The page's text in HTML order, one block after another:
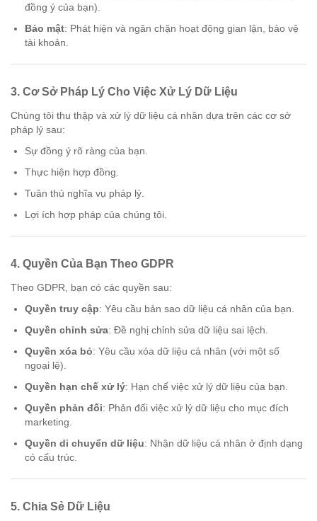
đồng ý của bạn).
Bảo mật: Phát hiện và ngăn chặn hoạt động gian lận, bảo vệ
tài khoản.
3. Cơ Sở Pháp Lý Cho Việc Xử Lý Dữ Liệu
Chúng tôi thu thập và xử lý dữ liệu cá nhân dựa trên các cơ sở
pháp lý sau:
Sự đồng ý rõ ràng của bạn.
Thực hiện hợp đồng.
Tuân thủ nghĩa vụ pháp lý.
Lợi ích hợp pháp của chúng tôi.
4. Quyền Của Bạn Theo GDPR
Theo GDPR, bạn có các quyền sau:
Quyền truy cập: Yêu cầu bản sao dữ liệu cá nhân của bạn.
Quyền chỉnh sửa: Đề nghị chỉnh sửa dữ liệu sai lệch.
Quyền xóa bỏ: Yêu cầu xóa dữ liệu cá nhân (với một số
ngoại lệ).
Quyền hạn chế xử lý: Hạn chế việc xử lý dữ liệu của bạn.
Quyền phản đối: Phản đối việc xử lý dữ liệu cho mục đích
marketing.
Quyền di chuyển dữ liệu: Nhận dữ liệu cá nhân ở định dạng
có cấu trúc.
5. Chia Sẻ Dữ Liệu